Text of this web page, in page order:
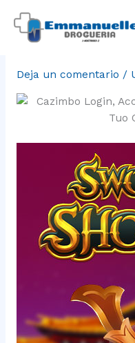
contenido
Wieder
Casino
Deja un comentario /